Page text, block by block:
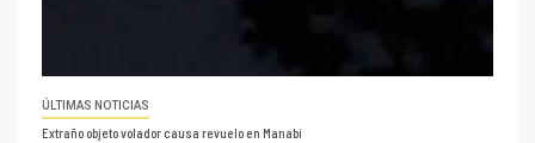
ÚLTIMAS NOTICIAS
Extraño objeto volador causa revuelo en Manabí